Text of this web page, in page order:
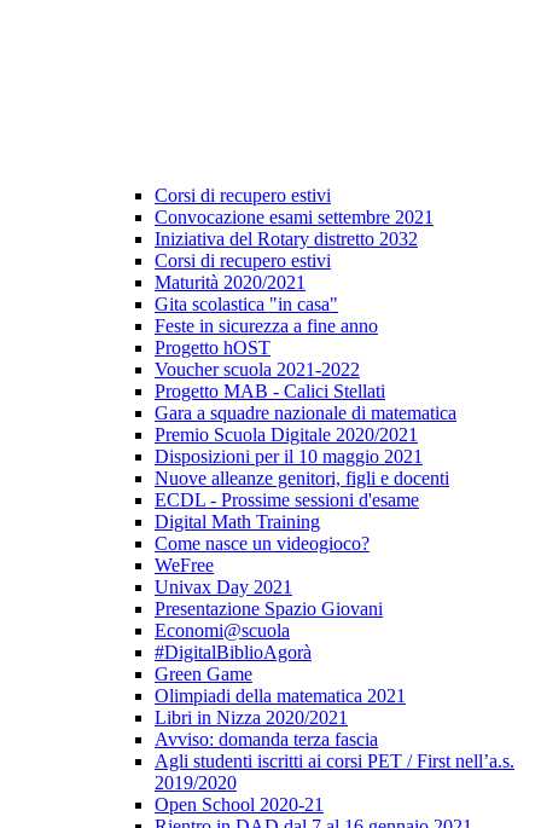
Corsi di recupero estivi
Convocazione esami settembre 2021
Iniziativa del Rotary distretto 2032
Corsi di recupero estivi
Maturità 2020/2021
Gita scolastica "in casa"
Feste in sicurezza a fine anno
Progetto hOST
Voucher scuola 2021-2022
Progetto MAB - Calici Stellati
Gara a squadre nazionale di matematica
Premio Scuola Digitale 2020/2021
Disposizioni per il 10 maggio 2021
Nuove alleanze genitori, figli e docenti
ECDL - Prossime sessioni d'esame
Digital Math Training
Come nasce un videogioco?
WeFree
Univax Day 2021
Presentazione Spazio Giovani
Economi@scuola
#DigitalBiblioAgorà
Green Game
Olimpiadi della matematica 2021
Libri in Nizza 2020/2021
Avviso: domanda terza fascia
Agli studenti iscritti ai corsi PET / First nell’a.s.
2019/2020
Open School 2020-21